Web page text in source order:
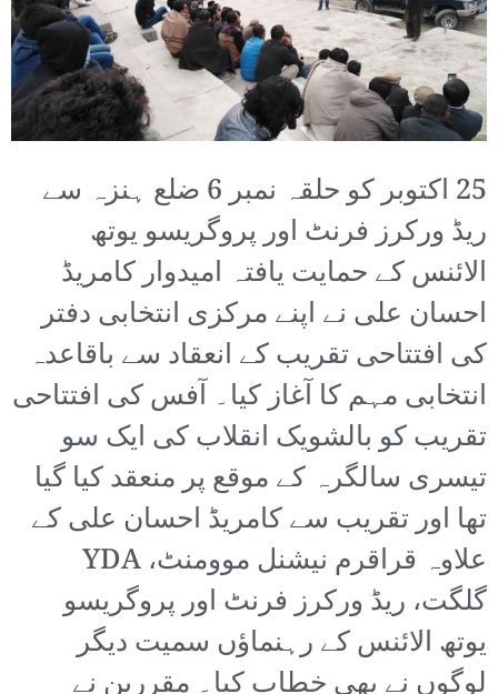
25 اکتوبر کو حلقہ نمبر 6 ضلع ہنزہ سے
ریڈ ورکرز فرنٹ اور پروگریسو یوتھ
الائنس کے حمایت یافتہ امیدوار کامریڈ
احسان علی نے اپنے مرکزی انتخابی دفتر
کی افتتاحی تقریب کے انعقاد سے باقاعدہ
انتخابی مہم کا آغاز کیا۔ آفس کی افتتاحی
تقریب کو بالشویک انقلاب کی ایک سو
تیسری سالگرہ کے موقع پر منعقد کیا گیا
تھا اور تقریب سے کامریڈ احسان علی کے
علاوہ قراقرم نیشنل موومنٹ، YDA
گلگت، ریڈ ورکرز فرنٹ اور پروگریسو
یوتھ الائنس کے رہنماؤں سمیت دیگر